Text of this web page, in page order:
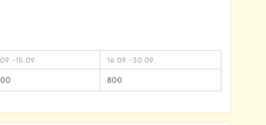
15.09. 16.09.-30.09.
800